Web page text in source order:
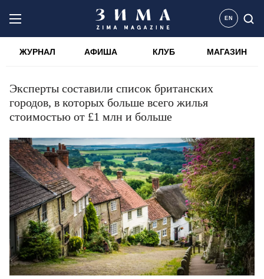
EN
ЖУРНАЛ АФИША КЛУБ МАГАЗИН
Эксперты составили список британских
городов, в которых больше всего жилья
стоимостью от £1 млн и больше